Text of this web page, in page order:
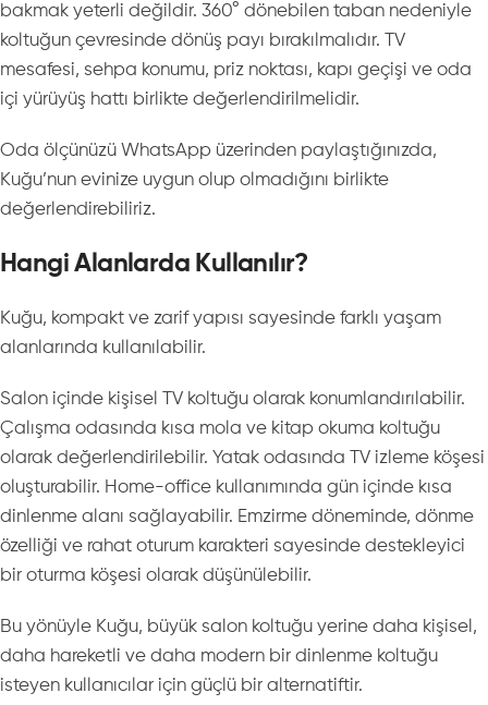
bakmak yeterli değildir. 360° dönebilen taban nedeniyle
koltuğun çevresinde dönüş payı bırakılmalıdır. TV
mesafesi, sehpa konumu, priz noktası, kapı geçişi ve oda
içi yürüyüş hattı birlikte değerlendirilmelidir.
Oda ölçünüzü WhatsApp üzerinden paylaştığınızda,
Kuğu’nun evinize uygun olup olmadığını birlikte
değerlendirebiliriz.
Hangi Alanlarda Kullanılır?
Kuğu, kompakt ve zarif yapısı sayesinde farklı yaşam
alanlarında kullanılabilir.
Salon içinde kişisel TV koltuğu olarak konumlandırılabilir.
Çalışma odasında kısa mola ve kitap okuma koltuğu
olarak değerlendirilebilir. Yatak odasında TV izleme köşesi
oluşturabilir. Home-office kullanımında gün içinde kısa
dinlenme alanı sağlayabilir. Emzirme döneminde, dönme
özelliği ve rahat oturum karakteri sayesinde destekleyici
bir oturma köşesi olarak düşünülebilir.
Bu yönüyle Kuğu, büyük salon koltuğu yerine daha kişisel,
daha hareketli ve daha modern bir dinlenme koltuğu
isteyen kullanıcılar için güçlü bir alternatiftir.